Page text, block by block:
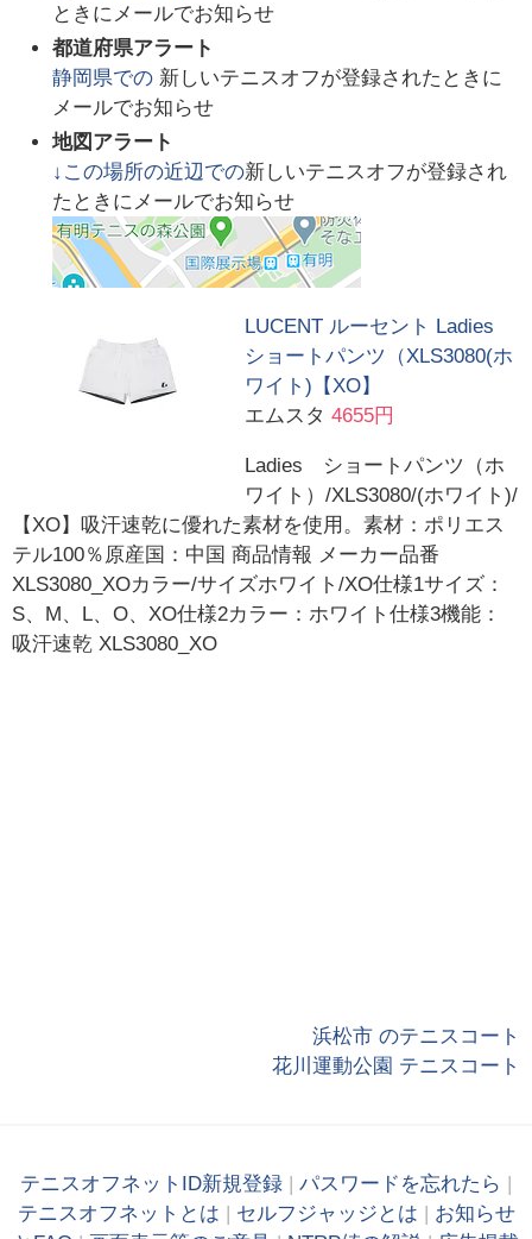
ときにメールでお知らせ
都道府県アラート
静岡県での 新しいテニスオフが登録されたときに
メールでお知らせ
地図アラート
↓この場所の近辺での新しいテニスオフが登録され
たときにメールでお知らせ
LUCENT ルーセント Ladies
ショートパンツ（XLS3080(ホ
ワイト)【XO】
エムスタ 4655円
Ladies ショートパンツ（ホ
ワイト）/XLS3080/(ホワイト)/
【XO】吸汗速乾に優れた素材を使用。素材：ポリエス
テル100％原産国：中国 商品情報 メーカー品番
XLS3080_XOカラー/サイズホワイト/XO仕様1サイズ：
S、M、L、O、XO仕様2カラー：ホワイト仕様3機能：
吸汗速乾 XLS3080_XO
浜松市 のテニスコート
花川運動公園 テニスコート
テニスオフネットID新規登録 | パスワードを忘れたら |
テニスオフネットとは | セルフジャッジとは | お知らせ